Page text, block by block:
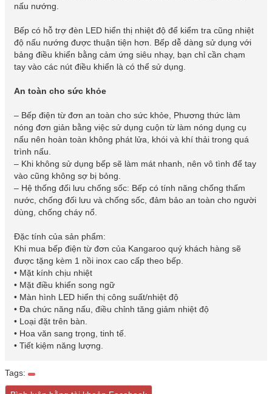
nấu nướng.
Bếp có hỗ trợ đèn LED hiển thị nhiệt độ để kiểm tra cũng nhiệt
độ nấu nướng được thuận tiện hơn. Bếp dễ dàng sử dụng với
bảng điều khiển bằng cảm ứng siêu nhạy, bạn chỉ cần chạm
tay vào các nút điều khiển là có thể sử dụng.
An toàn cho sức khỏe
– Bếp điện từ đơn an toàn cho sức khỏe, Phương thức làm
nóng đơn giản bằng việc sử dụng cuộn từ làm nóng dụng cụ
nấu nên hoàn toàn không phát lửa, khói và khí thải trong quá
trình nấu.
– Khi không sử dụng bếp sẽ làm mát nhanh, nên vô tình để tay
vào cũng không sợ bị bỏng.
– Hệ thống đối lưu chống sốc: Bếp có tính năng chống thấm
nước, chống đối lưu và chống sốc, đảm bảo an toàn cho người
dùng, chống cháy nổ.
Đặc tính của sản phẩm:
Khi mua bếp điện từ đơn của Kangaroo quý khách hàng sẽ
được tặng kèm 1 nồi inox cao cấp theo bếp.
• Mặt kính chịu nhiệt
• Mặt điều khiển song ngữ
• Màn hình LED hiển thị công suất/nhiệt độ
• Đa chức năng nấu, điều chỉnh tăng giảm nhiệt độ
• Loại đặt trên bàn.
• Hoa văn sang trọng, tinh tế.
• Tiết kiệm năng lượng.
Tags: